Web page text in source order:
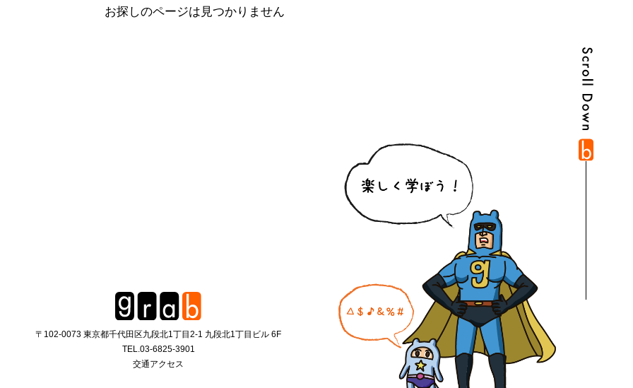
お探しのページは見つかりません
〒102-0073 東京都千代田区九段北1丁目2-1 九段北1丁目ビル 6F
TEL. 03-6825-3901
交通アクセス